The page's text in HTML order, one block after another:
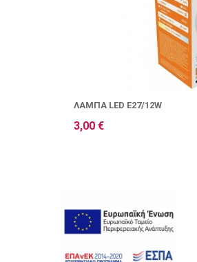
ΛΆΜΠΑ LED E27/12W
3,00 €